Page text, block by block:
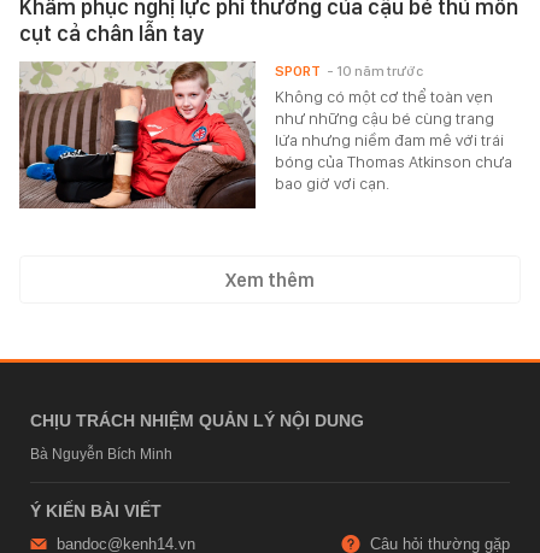
Khâm phục nghị lực phi thường của cậu bé thủ môn
cụt cả chân lẫn tay
Không có một cơ thể toàn vẹn
như những cậu bé cùng trang
lứa nhưng niềm đam mê với trái
bóng của Thomas Atkinson chưa
bao giờ vơi cạn.
SPORT - 10 năm trước
Xem thêm
CHỊU TRÁCH NHIỆM QUẢN LÝ NỘI DUNG
Bà Nguyễn Bích Minh
Ý KIẾN BÀI VIẾT
bandoc@kenh14.vn Câu hỏi thường gặp